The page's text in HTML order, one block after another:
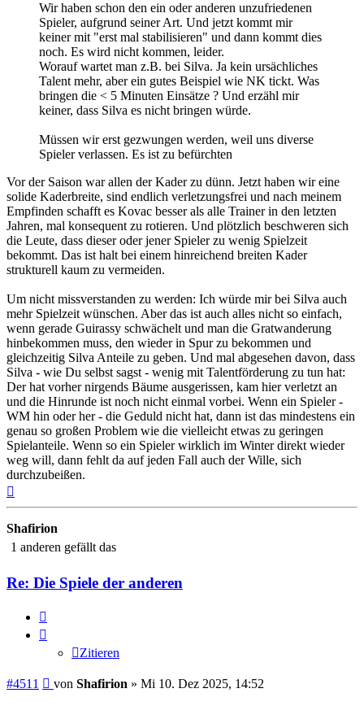
Wir haben schon den ein oder anderen unzufriedenen
Spieler, aufgrund seiner Art. Und jetzt kommt mir
keiner mit "erst mal stabilisieren" und dann kommt dies
noch. Es wird nicht kommen, leider.
Worauf wartet man z.B. bei Silva. Ja kein ursächliches
Talent mehr, aber ein gutes Beispiel wie NK tickt. Was
bringen die < 5 Minuten Einsätze ? Und erzähl mir
keiner, dass Silva es nicht bringen würde.
Müssen wir erst gezwungen werden, weil uns diverse
Spieler verlassen. Es ist zu befürchten
Vor der Saison war allen der Kader zu dünn. Jetzt haben wir eine
solide Kaderbreite, sind endlich verletzungsfrei und nach meinem
Empfinden schafft es Kovac besser als alle Trainer in den letzten
Jahren, mal konsequent zu rotieren. Und plötzlich beschweren sich
die Leute, dass dieser oder jener Spieler zu wenig Spielzeit
bekommt. Das ist halt bei einem hinreichend breiten Kader
strukturell kaum zu vermeiden.
Um nicht missverstanden zu werden: Ich würde mir bei Silva auch
mehr Spielzeit wünschen. Aber das ist auch alles nicht so einfach,
wenn gerade Guirassy schwächelt und man die Gratwanderung
hinbekommen muss, den wieder in Spur zu bekommen und
gleichzeitig Silva Anteile zu geben. Und mal abgesehen davon, dass
Silva - wie Du selbst sagst - wenig mit Talentförderung zu tun hat:
Der hat vorher nirgends Bäume ausgerissen, kam hier verletzt an
und die Hinrunde ist noch nicht einmal vorbei. Wenn ein Spieler -
WM hin oder her - die Geduld nicht hat, dann ist das mindestens ein
genau so großen Problem wie die vielleicht etwas zu geringen
Spielanteile. Wenn so ein Spieler wirklich im Winter direkt wieder
weg will, dann fehlt da auf jeden Fall auch der Wille, sich
durchzubeißen.
Shafirion
1 anderen gefällt das
Re: Die Spiele der anderen
Zitieren
#4511 Beitrag
von Shafirion » Mi 10. Dez 2025, 14:52